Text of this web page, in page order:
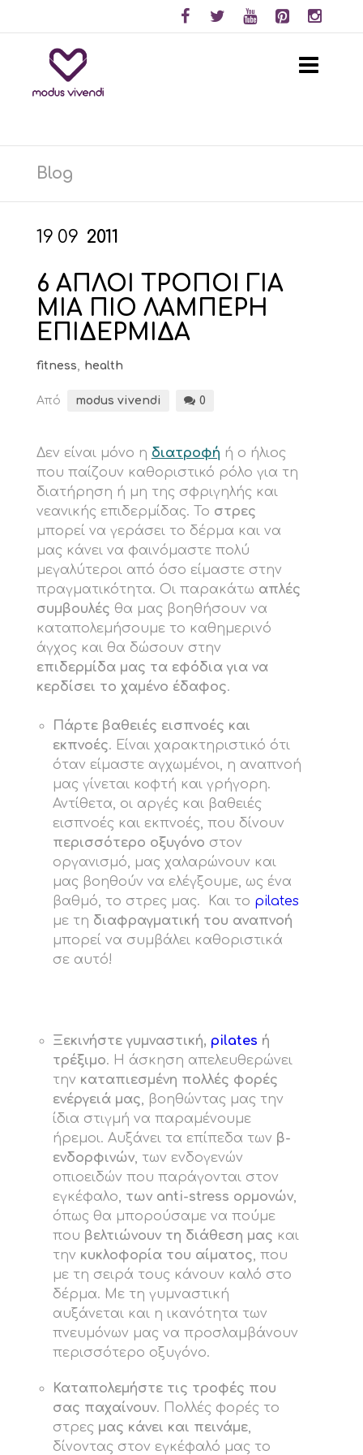
Blog
19 09 2011
6 ΑΠΛΟΙ ΤΡΟΠΟΙ ΓΙΑ
ΜΙΑ ΠΙΟ ΛΑΜΠΕΡΗ
ΕΠΙΔΕΡΜΙΔΑ
fitness, health
Από modus vivendi 0
Δεν είναι μόνο η διατροφή ή ο ήλιος
που παίζουν καθοριστικό ρόλο για τη
διατήρηση ή μη της σφριγηλής και
νεανικής επιδερμίδας. Το στρες
μπορεί να γεράσει το δέρμα και να
μας κάνει να φαινόμαστε πολύ
μεγαλύτεροι από όσο είμαστε στην
πραγματικότητα. Οι παρακάτω απλές
συμβουλές θα μας βοηθήσουν να
καταπολεμήσουμε το καθημερινό
άγχος και θα δώσουν στην
επιδερμίδα μας τα εφόδια για να
κερδίσει το χαμένο έδαφος.
Πάρτε βαθειές εισπνοές και
εκπνοές. Είναι χαρακτηριστικό ότι
όταν είμαστε αγχωμένοι, η αναπνοή
μας γίνεται κοφτή και γρήγορη.
Αντίθετα, οι αργές και βαθειές
εισπνοές και εκπνοές, που δίνουν
περισσότερο οξυγόνο στον
οργανισμό, μας χαλαρώνουν και
μας βοηθούν να ελέγξουμε, ως ένα
βαθμό, το στρες μας. Και το pilates
με τη διαφραγματική του αναπνοή
μπορεί να συμβάλει καθοριστικά
σε αυτό!
Ξεκινήστε γυμναστική, pilates ή
τρέξιμο. Η άσκηση απελευθερώνει
την καταπιεσμένη πολλές φορές
ενέργειά μας, βοηθώντας μας την
ίδια στιγμή να παραμένουμε
ήρεμοι. Αυξάνει τα επίπεδα των β-
ενδορφινών, των ενδογενών
οπιοειδών που παράγονται στον
εγκέφαλο, των anti-stress ορμονών,
όπως θα μπορούσαμε να πούμε
που βελτιώνουν τη διάθεση μας και
την κυκλοφορία του αίματος, που
με τη σειρά τους κάνουν καλό στο
δέρμα. Με τη γυμναστική
αυξάνεται και η ικανότητα των
πνευμόνων μας να προσλαμβάνουν
περισσότερο οξυγόνο.
Καταπολεμήστε τις τροφές που
σας παχαίνουν. Πολλές φορές το
στρες μας κάνει και πεινάμε,
δίνοντας στον εγκέφαλό μας το